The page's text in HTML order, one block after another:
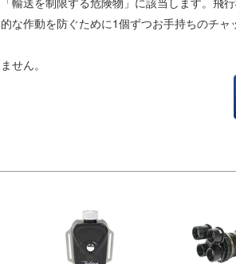
な作動を防ぐために1個ずつお手持ちのチ
せん。